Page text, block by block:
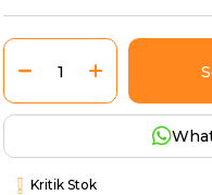
Kritik Stok